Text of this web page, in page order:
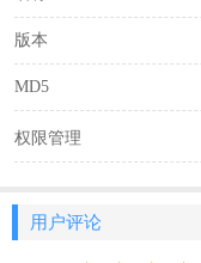
版本
MD5
权限管理
用户评论